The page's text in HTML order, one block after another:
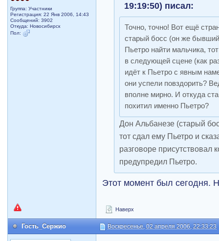
Группа: Участники
Регистрация: 22 Янв 2006, 14:43
Сообщений: 3902
Откуда: Новосибирск
Пол:
19:19:50) писал:
Точно, точно! Вот ещё
старый босс (он же
Пьетро найти мальчика,
в следующей сцене (как
идёт к Пьетро с явным
они успели повздорить?
вполне мирно. И откуда
похитил именно Пьетро?
Дон Альбанезе (старый
тот сдал ему Пьетро и
разговоре присутствовал
предупредил Пьетро.
Этот момент был сегодня.
Наверх
Гость_Сержио Воскресенье, 02 апреля 2006, 22:33:23